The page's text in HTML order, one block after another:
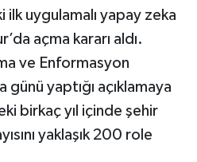
ilk uygulamalı yapay zeka
açma kararı aldı.
ve Enformasyon
günü yaptığı açıklamaya
birkaç yıl içinde şehir
yaklaşık 200 role